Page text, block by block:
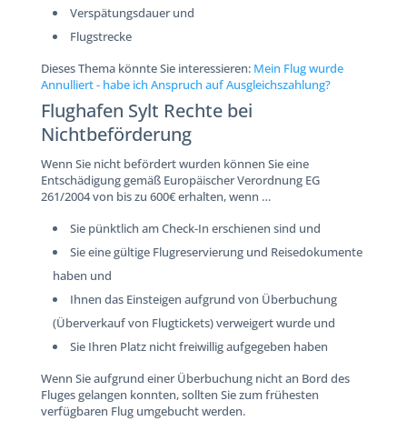
Verspätungsdauer und
Flugstrecke
Dieses Thema könnte Sie interessieren: Mein Flug wurde
Annulliert - habe ich Anspruch auf Ausgleichszahlung?
Flughafen Sylt Rechte bei
Nichtbeförderung
Wenn Sie nicht befördert wurden können Sie eine
Entschädigung gemäß Europäischer Verordnung EG
261/2004 von bis zu 600€ erhalten, wenn …
Sie pünktlich am Check-In erschienen sind und
Sie eine gültige Flugreservierung und Reisedokumente
haben und
Ihnen das Einsteigen aufgrund von Überbuchung
(Überverkauf von Flugtickets) verweigert wurde und
Sie Ihren Platz nicht freiwillig aufgegeben haben
Wenn Sie aufgrund einer Überbuchung nicht an Bord des
Fluges gelangen konnten, sollten Sie zum frühesten
verfügbaren Flug umgebucht werden.